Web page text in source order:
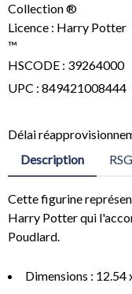
Collection ®
Licence : Harry Potter
™
HSCODE : 39264000
UPC : 849421008444
Délai
Description
Cette figurine
Harry Potter qui
Poudlard.
Dimensions : 12.54